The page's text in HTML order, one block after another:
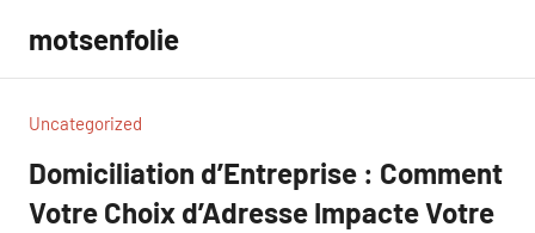
contenu
motsenfolie
Uncategorized
Domiciliation d’Entreprise : Comment
Votre Choix d’Adresse Impacte Votre